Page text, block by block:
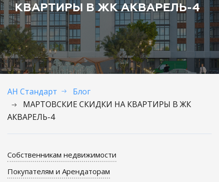
КВАРТИРЫ В ЖК АКВАРЕЛЬ-4
АН Стандарт
Блог
МАРТОВСКИЕ СКИДКИ НА КВАРТИРЫ В ЖК
АКВАРЕЛЬ-4
Собственникам недвижимости
Покупателям и Арендаторам